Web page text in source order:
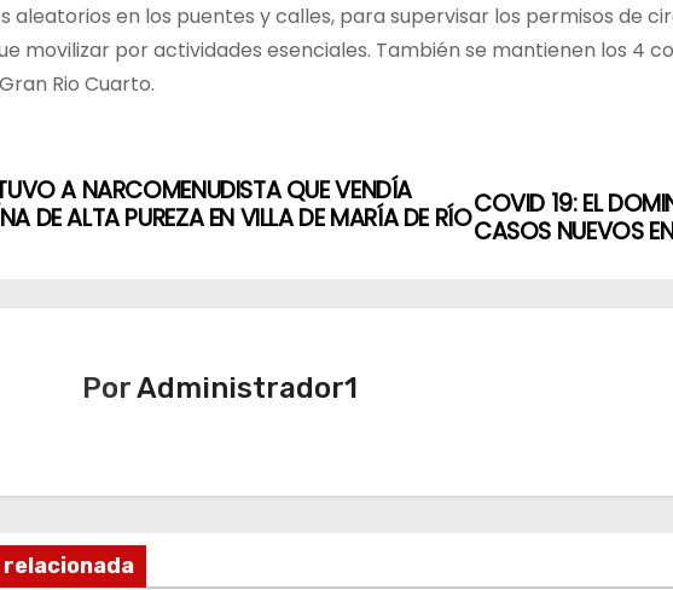
aleatorios en los puentes y calles, para supervisar los permisos de
movilizar por actividades esenciales. También se mantienen los 4
Rio Cuarto.
COVID 19: EL
CASOS NUEVOS
A NARCOMENUDISTA QUE VENDÍA
DE ALTA PUREZA EN VILLA DE MARÍA DE RÍO
PorAdministrador1